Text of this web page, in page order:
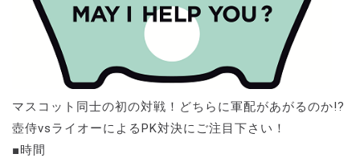
マスコット同士の初の対戦！どちらに軍配があがるのか!?
壺侍vsライオーによるPK対決にご注目下さい！
■時間